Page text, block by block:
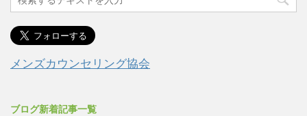
メンズカウンセリング協会
ブログ新着記事一覧